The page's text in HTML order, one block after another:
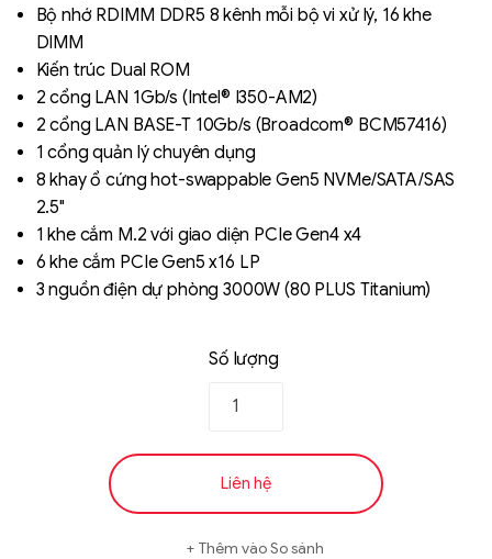
Bộ nhớ RDIMM DDR5 8 kênh mỗi bộ vi xử lý, 16 khe
DIMM
Kiến trúc Dual ROM
2 cổng LAN 1Gb/s (Intel® I350-AM2)
2 cổng LAN BASE-T 10Gb/s (Broadcom® BCM57416)
1 cổng quản lý chuyên dụng
8 khay ổ cứng hot-swappable Gen5 NVMe/SATA/SAS
2.5"
1 khe cắm M.2 với giao diện PCIe Gen4 x4
6 khe cắm PCIe Gen5 x16 LP
3 nguồn điện dự phòng 3000W (80 PLUS Titanium)
Số lượng
Liên hệ
Thêm vào So sánh